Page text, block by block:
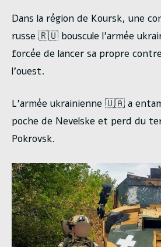
Dans la région de Koursk, une
russe 🇷🇺 bouscule l’armée
forcée de lancer sa propre
l’ouest.
L’armée ukrainienne 🇺🇦 a
poche de Nevelske et perd du
Pokrovsk.